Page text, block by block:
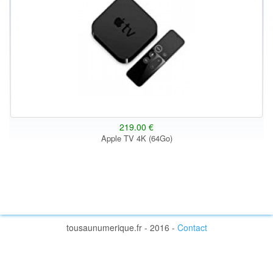
219.00 €
Apple TV 4K (64Go)
tousaunumerique.fr - 2016 - Contact